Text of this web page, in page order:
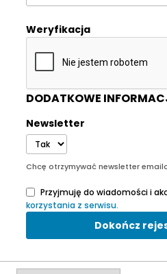
Weryfikacja
DODATKOWE
Newsletter
Chcę otrzymywać newsletter
Przyjmuję do wiadomości i
korzystania z serwisu.
Dokończ